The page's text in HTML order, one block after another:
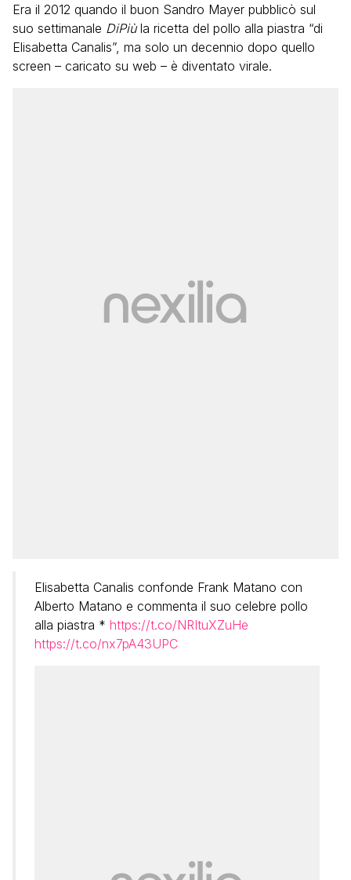
Era il 2012 quando il buon Sandro Mayer pubblicò sul
suo settimanale DiPiùla ricetta del pollo alla piastra “di
Elisabetta Canalis”, ma solo un decennio dopo quello
screen – caricato su web – è diventato virale.
Elisabetta Canalis confonde Frank Matano con
Alberto Matano e commenta il suo celebre pollo
alla piastra * https://t.co/NRItuXZuHe
https://t.co/nx7pA43UPC